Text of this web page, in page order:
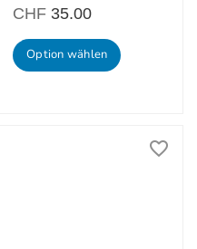
CHF 35.00
Option wählen